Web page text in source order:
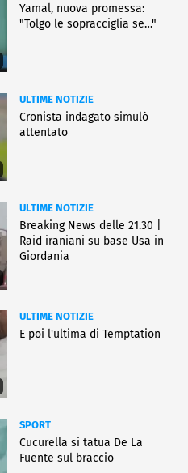
Yamal, nuova promessa:
"Tolgo le sopracciglia se…"
ULTIME NOTIZIE
Cronista indagato simulò
attentato
ULTIME NOTIZIE
Breaking News delle 21.30 |
Raid iraniani su base Usa in
Giordania
ULTIME NOTIZIE
E poi l'ultima di Temptation
SPORT
Cucurella si tatua De La
Fuente sul braccio